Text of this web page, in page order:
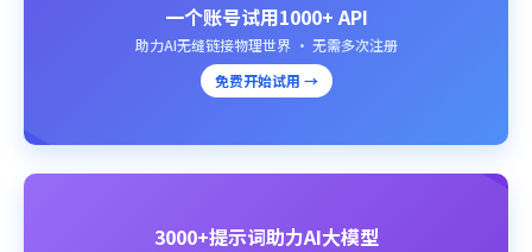
一个账号试用1000+ API
助力AI无缝链接物理世界 · 无需多次注册
免费开始试用 →
3000+提示词助力AI大模型